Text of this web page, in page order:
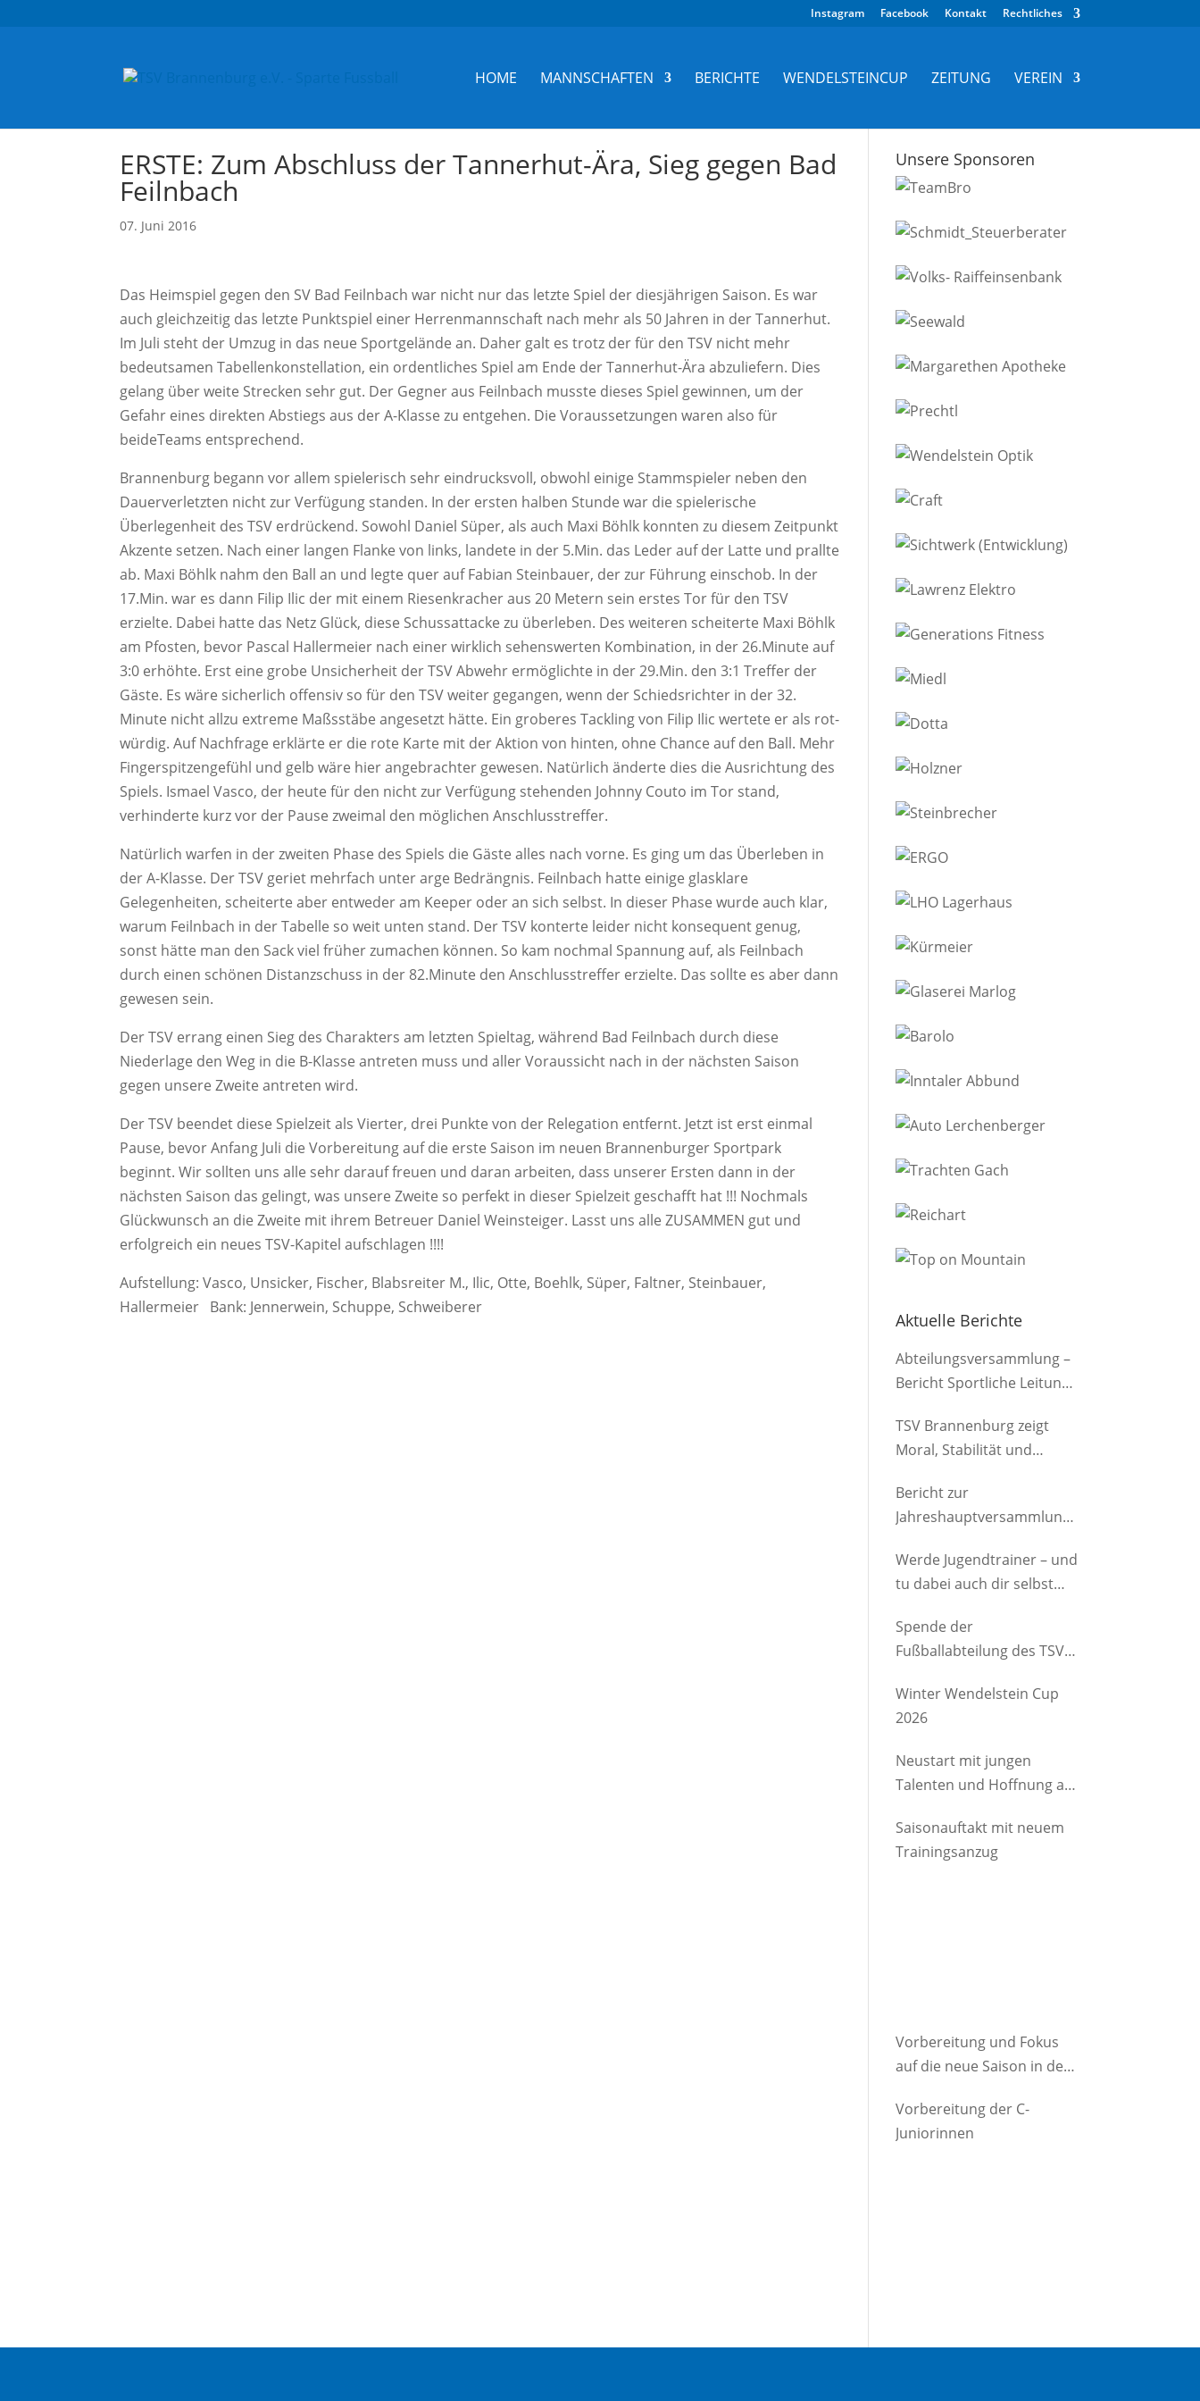
Instagram Facebook Kontakt Rechtliches
HOME MANNSCHAFTEN BERICHTE WENDELSTEINCUP ZEITUNG VEREIN
ERSTE: Zum Abschluss der Tannerhut-Ära, Sieg gegen Bad
Feilnbach
07. Juni 2016
Das Heimspiel gegen den SV Bad Feilnbach war nicht nur das letzte Spiel der diesjährigen Saison. Es war
auch gleichzeitig das letzte Punktspiel einer Herrenmannschaft nach mehr als 50 Jahren in der Tannerhut.
Im Juli steht der Umzug in das neue Sportgelände an. Daher galt es trotz der für den TSV nicht mehr
bedeutsamen Tabellenkonstellation, ein ordentliches Spiel am Ende der Tannerhut-Ära abzuliefern. Dies
gelang über weite Strecken sehr gut. Der Gegner aus Feilnbach musste dieses Spiel gewinnen, um der
Gefahr eines direkten Abstiegs aus der A-Klasse zu entgehen. Die Voraussetzungen waren also für
beideTeams entsprechend.
Brannenburg begann vor allem spielerisch sehr eindrucksvoll, obwohl einige Stammspieler neben den
Dauerverletzten nicht zur Verfügung standen. In der ersten halben Stunde war die spielerische
Überlegenheit des TSV erdrückend. Sowohl Daniel Süper, als auch Maxi Böhlk konnten zu diesem Zeitpunkt
Akzente setzen. Nach einer langen Flanke von links, landete in der 5.Min. das Leder auf der Latte und prallte
ab. Maxi Böhlk nahm den Ball an und legte quer auf Fabian Steinbauer, der zur Führung einschob. In der
17.Min. war es dann Filip Ilic der mit einem Riesenkracher aus 20 Metern sein erstes Tor für den TSV
erzielte. Dabei hatte das Netz Glück, diese Schussattacke zu überleben. Des weiteren scheiterte Maxi Böhlk
am Pfosten, bevor Pascal Hallermeier nach einer wirklich sehenswerten Kombination, in der 26.Minute auf
3:0 erhöhte. Erst eine grobe Unsicherheit der TSV Abwehr ermöglichte in der 29.Min. den 3:1 Treffer der
Gäste. Es wäre sicherlich offensiv so für den TSV weiter gegangen, wenn der Schiedsrichter in der 32.
Minute nicht allzu extreme Maßsstäbe angesetzt hätte. Ein groberes Tackling von Filip Ilic wertete er als rot-
würdig. Auf Nachfrage erklärte er die rote Karte mit der Aktion von hinten, ohne Chance auf den Ball. Mehr
Fingerspitzengefühl und gelb wäre hier angebrachter gewesen. Natürlich änderte dies die Ausrichtung des
Spiels. Ismael Vasco, der heute für den nicht zur Verfügung stehenden Johnny Couto im Tor stand,
verhinderte kurz vor der Pause zweimal den möglichen Anschlusstreffer.
Natürlich warfen in der zweiten Phase des Spiels die Gäste alles nach vorne. Es ging um das Überleben in
der A-Klasse. Der TSV geriet mehrfach unter arge Bedrängnis. Feilnbach hatte einige glasklare
Gelegenheiten, scheiterte aber entweder am Keeper oder an sich selbst. In dieser Phase wurde auch klar,
warum Feilnbach in der Tabelle so weit unten stand. Der TSV konterte leider nicht konsequent genug,
sonst hätte man den Sack viel früher zumachen können. So kam nochmal Spannung auf, als Feilnbach
durch einen schönen Distanzschuss in der 82.Minute den Anschlusstreffer erzielte. Das sollte es aber dann
gewesen sein.
Der TSV errang einen Sieg des Charakters am letzten Spieltag, während Bad Feilnbach durch diese
Niederlage den Weg in die B-Klasse antreten muss und aller Voraussicht nach in der nächsten Saison
gegen unsere Zweite antreten wird.
Der TSV beendet diese Spielzeit als Vierter, drei Punkte von der Relegation entfernt. Jetzt ist erst einmal
Pause, bevor Anfang Juli die Vorbereitung auf die erste Saison im neuen Brannenburger Sportpark
beginnt. Wir sollten uns alle sehr darauf freuen und daran arbeiten, dass unserer Ersten dann in der
nächsten Saison das gelingt, was unsere Zweite so perfekt in dieser Spielzeit geschafft hat !!! Nochmals
Glückwunsch an die Zweite mit ihrem Betreuer Daniel Weinsteiger. Lasst uns alle ZUSAMMEN gut und
erfolgreich ein neues TSV-Kapitel aufschlagen !!!!
Aufstellung: Vasco, Unsicker, Fischer, Blabsreiter M., Ilic, Otte, Boehlk, Süper, Faltner, Steinbauer,
Hallermeier Bank: Jennerwein, Schuppe, Schweiberer
Unsere Sponsoren
Aktuelle Berichte
Abteilungsversammlung –
Bericht Sportliche Leitung
TSV Brannenburg zeigt
Moral, Stabilität und
Bericht zur
Jahreshauptversammlung
12.03.2026
Werde Jugendtrainer – und
tu dabei auch dir selbst
Spende der
Fußballabteilung des TSV
Kindergartenverein
Degerndorf/Brannenburg
Winter Wendelstein Cup
2026
Neustart mit jungen
Talenten und Hoffnung auf
Saisonauftakt mit neuem
Trainingsanzug
Vorbereitung und Fokus
auf die neue Saison in der
Vorbereitung der C-
Juniorinnen